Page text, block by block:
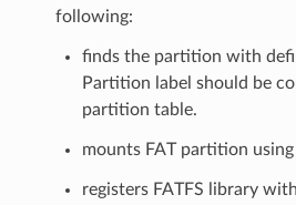
following:
finds the partition with
Partition label should be
partition table.
mounts FAT partition
registers FATFS library